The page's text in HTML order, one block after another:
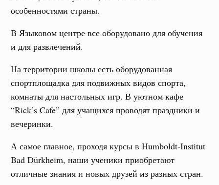
особенностями страны.
В Языковом центре все оборудовано для обучения
и для развлечений.
На территории школы есть оборудованная
спортплощадка для подвижных видов спорта,
комнаты для настольных игр. В уютном кафе
“Rick’s Cafe” для учащихся проводят праздники и
вечеринки.
А самое главное, проходя курсы вHumboldt-Institut
Bad Dürkheim, наши ученики приобретают
отличные знания и новых друзей из разных стран.